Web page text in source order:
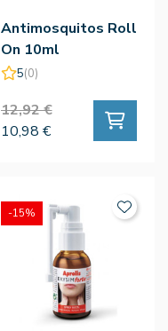
Antimosquitos Roll
On 10ml
5(0)
12,92 €
10,98 €
-15%